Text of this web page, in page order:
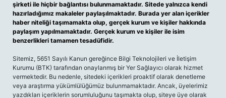
şirketi ile hiçbir bağlantısı bulunmamaktadır. Sitede yalnızca kendi
hazırladığımız makaleler paylaşılmaktadır. Burada yer alan içerikler
haber niteliği taşımamakta olup, gerçek kurum ve kişiler hakkında
paylaşım yapılmamaktadır. Gerçek kurum ve kişiler ile isim
benzerlikleri tamamen tesadüfidir.
Sitemiz, 5651 Sayılı Kanun gereğince Bilgi Teknolojileri ve İletişim
Kurumu (BTK) tarafından onaylanmış bir Yer Sağlayıcı olarak hizmet
vermektedir. Bu nedenle, sitedeki içerikleri proaktif olarak denetleme
veya araştırma yükümlülüğümüz bulunmamaktadır. Ancak, üyelerimiz
yazdıkları içeriklerin sorumluluğunu taşımakta olup, siteye üye olarak